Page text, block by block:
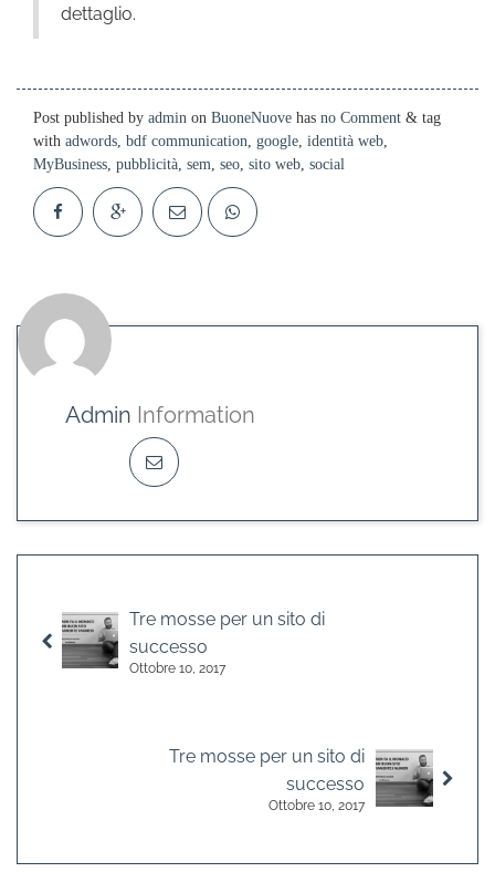
dettaglio.
Post published by admin on BuoneNuove has no Comment & tag
with adwords, bdf communication, google, identità web,
MyBusiness, pubblicità, sem, seo, sito web, social
Admin Information
Tre mosse per un sito di
successo
Ottobre 10, 2017
Tre mosse per un sito di
successo
Ottobre 10, 2017